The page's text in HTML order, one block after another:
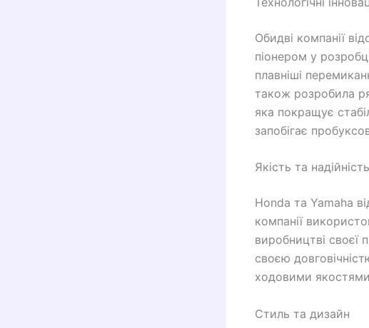
Обидві компанії
піонером у
плавніші
також розробила
яка покращує
запобігає
Якість та надійність
Honda та Yamaha
компанії
виробництві своєї
своєю
ходовими
Стиль та дизайн